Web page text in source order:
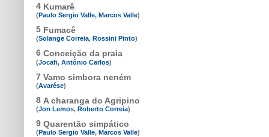
4 Kumarê
(Paulo Sergio Valle, Marcos Valle)
5 Fumacê
(Solange Correia, Rossini Pinto)
6 Conceição da praia
(Jocafi, Antônio Carlos)
7 Vamo simbora neném
(Avarése)
8 A charanga do Agripino
(Jon Lemos, Roberto Correia)
9 Quarentão simpático
(Paulo Sergio Valle, Marcos Valle)